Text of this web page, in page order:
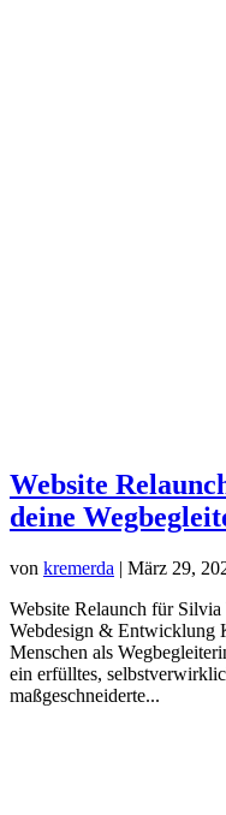
Website
deine
von kremerda | März 29,
Website Relaunch für
Webdesign & Entwicklung
Menschen als
ein erfülltes,
maßgeschneiderte...